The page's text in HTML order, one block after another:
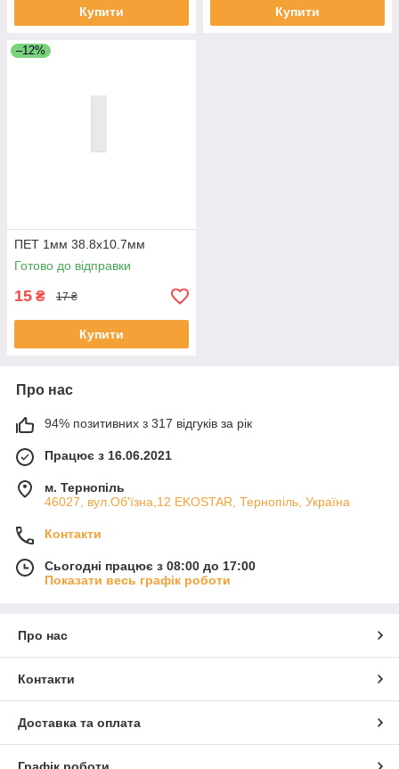
Купити Купити
–12%
ПЕТ 1мм 38.8х10.7мм
Готово до відправки
15 ₴ 17 ₴
Купити
Про нас
94% позитивних з 317 відгуків за рік
Працює з 16.06.2021
м. Тернопіль
46027, вул.Об'їзна,12 EKOSTAR, Тернопіль, Україна
Контакти
Сьогодні працює з 08:00 до 17:00
Показати весь графік роботи
Про нас
Контакти
Доставка та оплата